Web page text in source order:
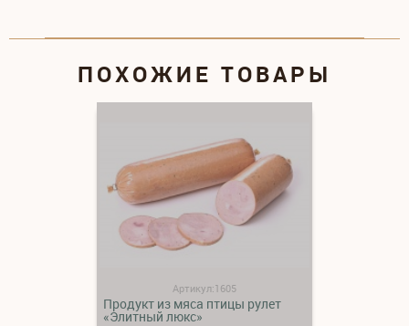
ПОХОЖИЕ ТОВАРЫ
Артикул:1605
Продукт из мяса птицы рулет
«Элитный люкс»